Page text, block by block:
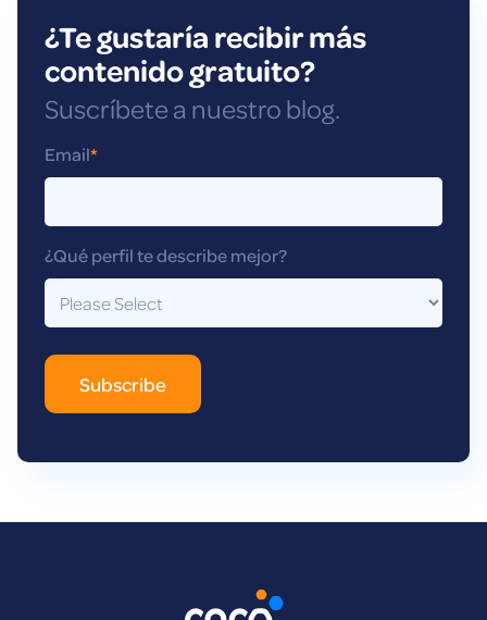
¿Te gustaría recibir más
contenido gratuito?
Suscríbete a nuestro blog.
Email*
¿Qué perfil te describe mejor?